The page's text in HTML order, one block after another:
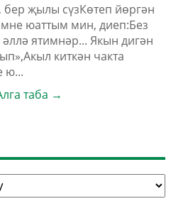
бер җылы сүзКөтеп йөргән
юаттым мин, диеп:Без
ятимнәр... Якын дигән
киткән чакта
ю...
таба →